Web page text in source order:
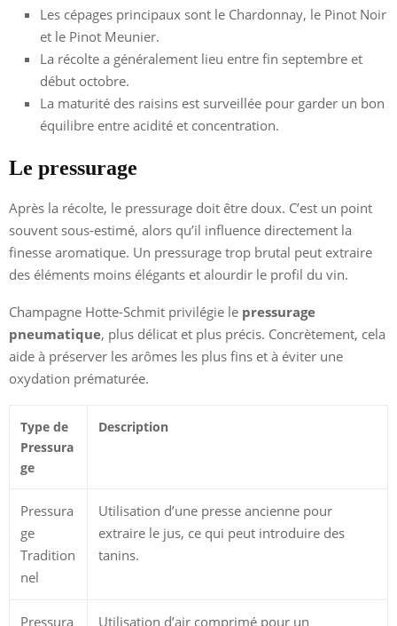
Les cépages principaux sont le Chardonnay, le Pinot Noir
et le Pinot Meunier.
La récolte a généralement lieu entre fin septembre et
début octobre.
La maturité des raisins est surveillée pour garder un bon
équilibre entre acidité et concentration.
Le pressurage
Après la récolte, le pressurage doit être doux. C’est un point
souvent sous-estimé, alors qu’il influence directement la
finesse aromatique. Un pressurage trop brutal peut extraire
des éléments moins élégants et alourdir le profil du vin.
Champagne Hotte-Schmit privilégie le pressurage
pneumatique, plus délicat et plus précis. Concrètement, cela
aide à préserver les arômes les plus fins et à éviter une
oxydation prématurée.
Type de
Pressura
ge
Description
Pressura
ge
Tradition
nel
Utilisation d’une presse ancienne pour
extraire le jus, ce qui peut introduire des
tanins.
Pressura Utilisation d’air comprimé pour un